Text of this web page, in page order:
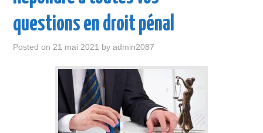
questions en droit pénal
Posted on 21 mai 2021 byadmin2087